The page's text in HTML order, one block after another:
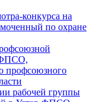
конкурса на
по охране
ФПСО,
профсоюзного
рабочей группы